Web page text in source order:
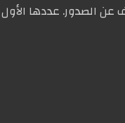
الصدور. عددها